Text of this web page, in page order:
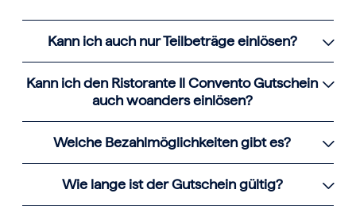
Kann ich auch nur Teilbeträge einlösen?
Kann ich den Ristorante Il Convento Gutschein
auch woanders einlösen?
Welche Bezahlmöglichkeiten gibt es?
Wie lange ist der Gutschein gültig?